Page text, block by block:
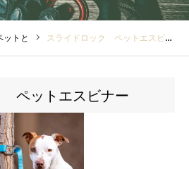
ットと スライドロック ペットエスビナー
ペットエスビナー